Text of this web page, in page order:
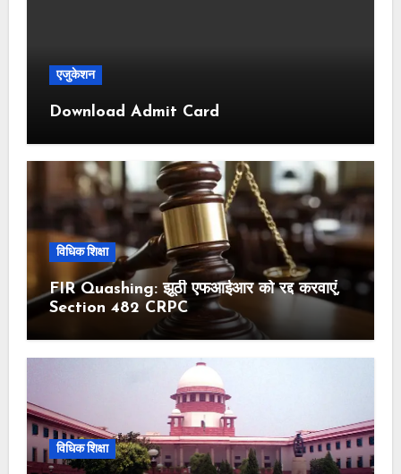
एजुकेशन
Download Admit Card
विधिक शिक्षा
FIR Quashing: झूठी एफआईआर को रद्द करवाएं,
Section 482 CRPC
विधिक शिक्षा